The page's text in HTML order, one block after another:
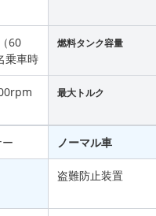
60
乗車時
燃料タンク容量
最大トルク
ノーマル車
盗難防止装置